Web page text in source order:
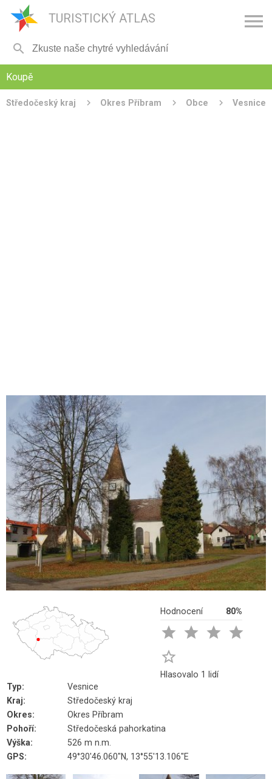
TURISTICKÝ ATLAS 

Koupě
Středočeský kraj Okres Příbram Obce Vesnice
Hodnocení 80%
   

Hlasovalo 1 lidí
Typ:
Vesnice
Kraj:
Středočeský kraj
Okres:
Okres Příbram
Pohoří:
Středočeská pahorkatina
Výška:
526 m n.m.
GPS:
49°30'46.060"N, 13°55'13.106"E